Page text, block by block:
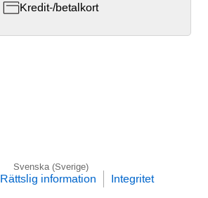
Kredit-/betalkort
Svenska (Sverige)
Rättslig information Integritet